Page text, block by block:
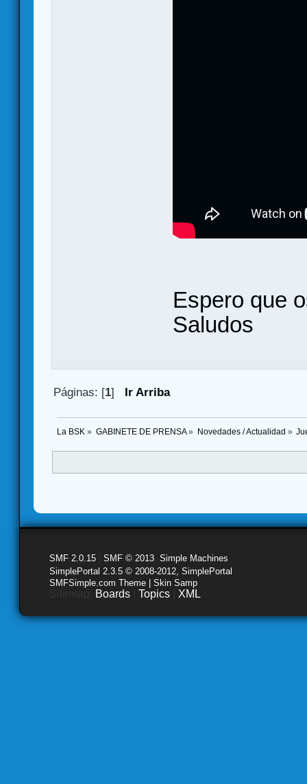
Espero que
Saludos
Páginas: [1] Ir Arriba
La BSK » GABINETE DE PRENSA» Novedades / Actualidad »
SMF 2.0.15 SMF © 2013 Simple Machines
SimplePortal 2.3.5 © 2008-2012, SimplePortal
SMFSimple.com Theme | Skin Samp
Boards Topics XML